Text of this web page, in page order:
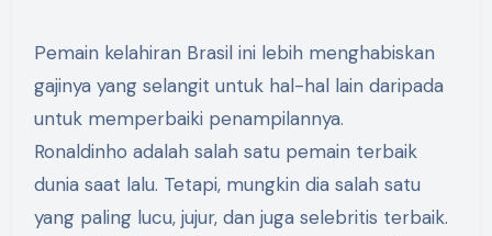
Pemain kelahiran Brasil ini lebih menghabiskan
gajinya yang selangit untuk hal-hal lain daripada
untuk memperbaiki penampilannya.
Ronaldinho adalah salah satu pemain terbaik
dunia saat lalu. Tetapi, mungkin dia salah satu
yang paling lucu, jujur, dan juga selebritis terbaik.